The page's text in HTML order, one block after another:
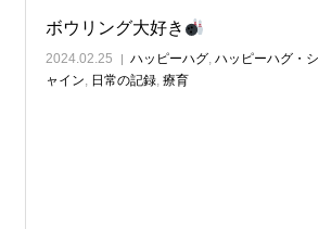
ボウリング大好き
2024.02.25 ハッピーハグ, ハッピーハグ・シ
ャイン, 日常の記録, 療育